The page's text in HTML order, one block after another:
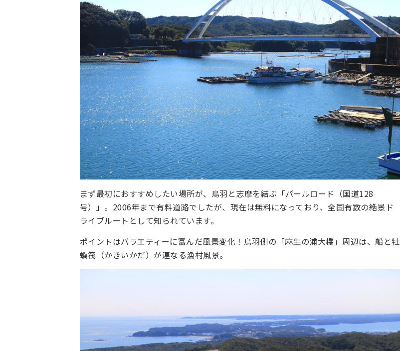
まず最初におすすめしたい場所が、鳥羽と志摩を結ぶ「パールロード（国道128
号）」。2006年まで有料道路でしたが、現在は無料になっており、全国有数の絶景ド
ライブルートとして知られています。
ポイントはバラエティーに富んだ風景変化！鳥羽側の「麻生の浦大橋」周辺は、船と牡
蠣筏（かきいかだ）が連なる漁村風景。